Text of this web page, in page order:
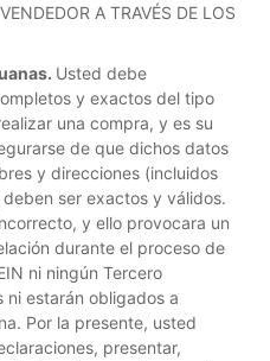
A TRAVÉS DE LOS
Usted debe
y exactos del tipo
una compra, y es su
de que dichos datos
y direcciones (incluidos
ser exactos y válidos.
y ello provocara un
durante el proceso de
ni ningún Tercero
ni estarán obligados a
Por la presente, usted
presentar,